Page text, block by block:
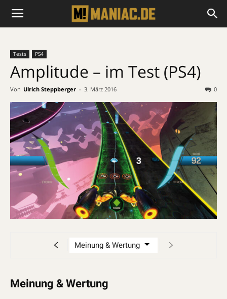
Tests PS4
Amplitude – im Test (PS4)
Von Ulrich Steppberger - 3. März 2016 0
Meinung & Wertung